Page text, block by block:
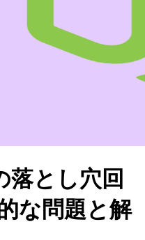
落とし穴回
な問題と解